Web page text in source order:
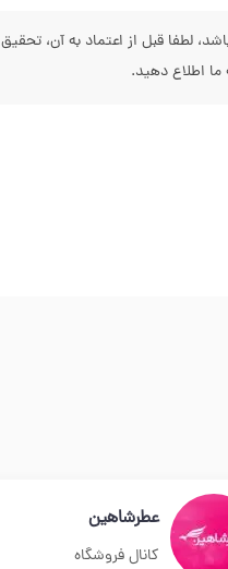
لطفا قبل از اعتماد به آن، تحقیق
اطلاع دهید.
عطرشاهین
کانال فروشگاه